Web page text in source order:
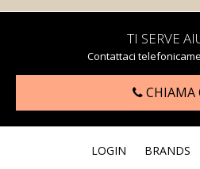
TI SERVE
Contattaci
CHIAMA
LOGIN BRANDS